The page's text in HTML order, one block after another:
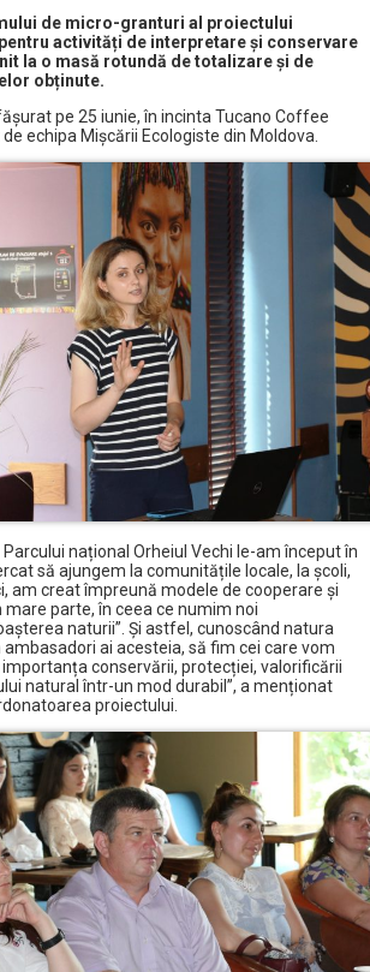
de micro-granturi al proiectului
activități de interpretare și conservare
la o masă rotundă de totalizare și de
obținute.
pe 25 iunie, în incinta Tucano Coffee
echipa Mișcării Ecologiste din Moldova.
național Orheiul Vechi le-am început în
să ajungem la comunitățile locale, la școli,
am creat împreună modele de cooperare și
parte, în ceea ce numim noi
naturii”. Și astfel, cunoscând natura
ai acesteia, să fim cei care vom
conservării, protecției, valorificării
natural într-un mod durabil”, a menționat
proiectului.